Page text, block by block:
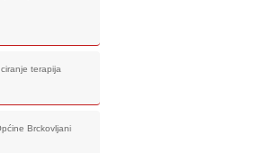
terapija
Brckovljani